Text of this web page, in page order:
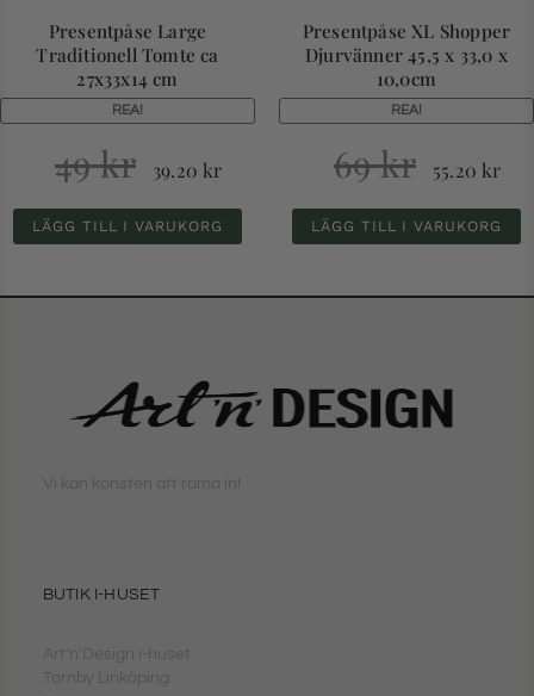
Presentpåse Large
Traditionell Tomte ca
27x33x14 cm
REA!
49kr 39.20 kr
LÄGG TILL I VARUKORG
Presentpåse XL Shopper
Djurvänner 45,5 x 33,0 x
10,0cm
REA!
69kr 55.20 kr
LÄGG TILL I VARUKORG
Vi kan konsten att rama in!
BUTIK I-HUSET
Art'n'Design i-huset
Tornby Linköping